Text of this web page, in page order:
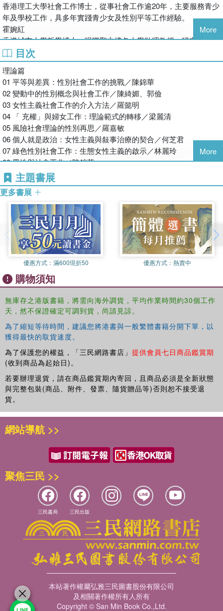
香港理工大學社會工作博士，從事社會工作逾20年，主要服務青少
年及學校工作，具多年實踐青少女及性別平等工作經驗。
霍婉紅
香港城市大學哲學博士，現職聖方濟各大學助理教授，研究興趣包
括性別、婦女充權及社區發展等議題。
郭儉
維也納大學（University of Vienna）哲學博士。現職香港城市大
學，研究和教學重點為多元文化社會工作、性別與性、移民與族
裔。
More
目次
理論篇
01 平等與差異：性別社會工作的挑戰／陳錦華
02 變動中的性別概念與社會工作／陳綺媚、郭儉
03 女性主義社會工作的介入方法／羅懿明
04 「 充權」與婦女工作：理論範式的轉移／梁麗清
05 風險社會理論的性別再思／羅嘉敏
06 個人就是政治：女性主義與敍事治療的契合／何芝君
07 綠色性別社會工作：生態女性主義的啟示／林麗玲
08 男性與社會工作／陳錦華
09 從性別視角看男士問題和服務的迷思／譚建元
港、澳、穗服務發展篇
10 性別平權與社會工作：香港的性別服務發展與反思／杜潔麗
11 澳門的性別服務發展情況／何頴賢
12 性別視角下的中國婦女服務：廣州婦女服務的發展經驗／許婷
實踐篇
13 以性別角度介入青少女的戀愛困境／羅懿明
14 親密關係性暴力：拆解、建構與實踐／風雨蘭
15 婦女精神健康服務與性別工作／莊子慧
16 隱形了的兒童照顧者／林琪、楊佩艮
17 從女性主義看年輕媽媽身份角力及社會支援／風信子行動
18 外傭被隱藏的生育權利／林慧雯、郭儉
19 同志家暴：同志組織的服務與反思／女角平權協作組
20 同志家長的充權工作／鄒恒
21 跨性別社會工作服務：挑戰偏見實踐平等／郭勤
22 邊緣處境男士服務／王柏軒
23 愛‧不操控：男性施虐者輔導工作／鄭德華
24 年長及金齡男士服務之性別社會工作實踐／鄧光宇、張家瑋、
余詠詩
總結
邁向女性主義的社會工作：社福機構及社會工作教育在提升
性／別意識的角色和實踐／霍婉紅、羅懿明、郭儉、陳綺媚
More
主題書展
更多書展
優惠方式： 滿600現折50 優惠方式： 熱賣中
購物須知
無庫存之港版書籍，將需向海外調貨，平均作業時間約30個工作
天，然不保證確定可調到貨，尚請見諒。
為了縮短等待時間，建議您將港書與一般繁體書籍分開下單，以
獲得最快的取貨速度。
為了保護您的權益，「三民網路書店」 提供會員七日商品鑑賞期
(收到商品為起始日)。
若要辦理退貨，請在商品鑑賞期內寄回，且商品必須是全新狀態
與完整包裝(商品、附件、發票、隨貨贈品等)否則恕不接受退
貨。
網站導航 >>
聚焦三民 >>
三民書局 三民出版
本站著作權屬弘雅三民圖書股份有限公司
及相關著作權所有人所有
Copyright © San Min Book Co.,Ltd.